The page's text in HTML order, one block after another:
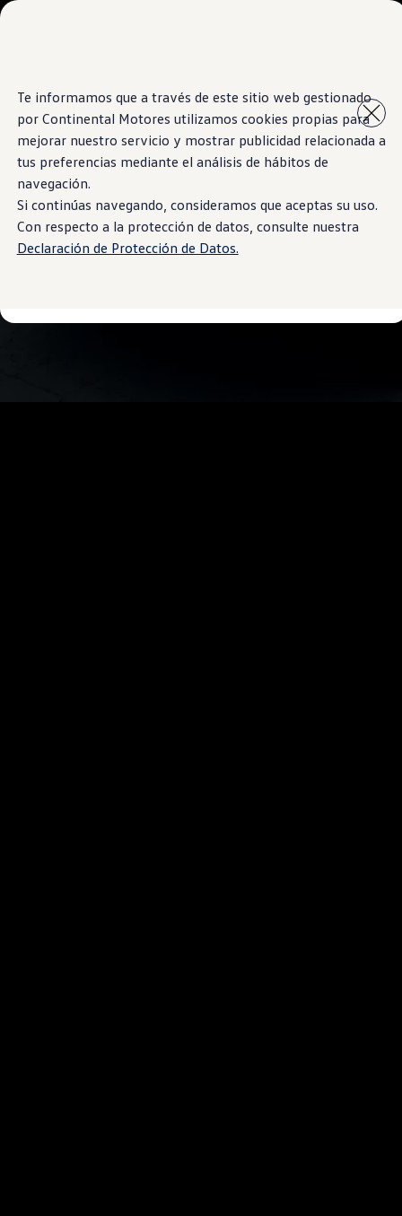
Te informamos que a través de este sitio web gestionado
por Continental Motores utilizamos cookies propias para
mejorar nuestro servicio y mostrar publicidad relacionada a
tus preferencias mediante el análisis de hábitos de
navegación.
Si continúas navegando, consideramos que aceptas su uso.
Con respecto a la protección de datos, consulte nuestra
Declaración de Protección de Datos.
contenido
principal
a pie
de
página
Contacto
Marca y Experiencia
Volkswagen El Salvador
Espacio Exclusivo para Prensa
Latin NCAP
Tengo un Volkswagen
Manuales Volkswagen